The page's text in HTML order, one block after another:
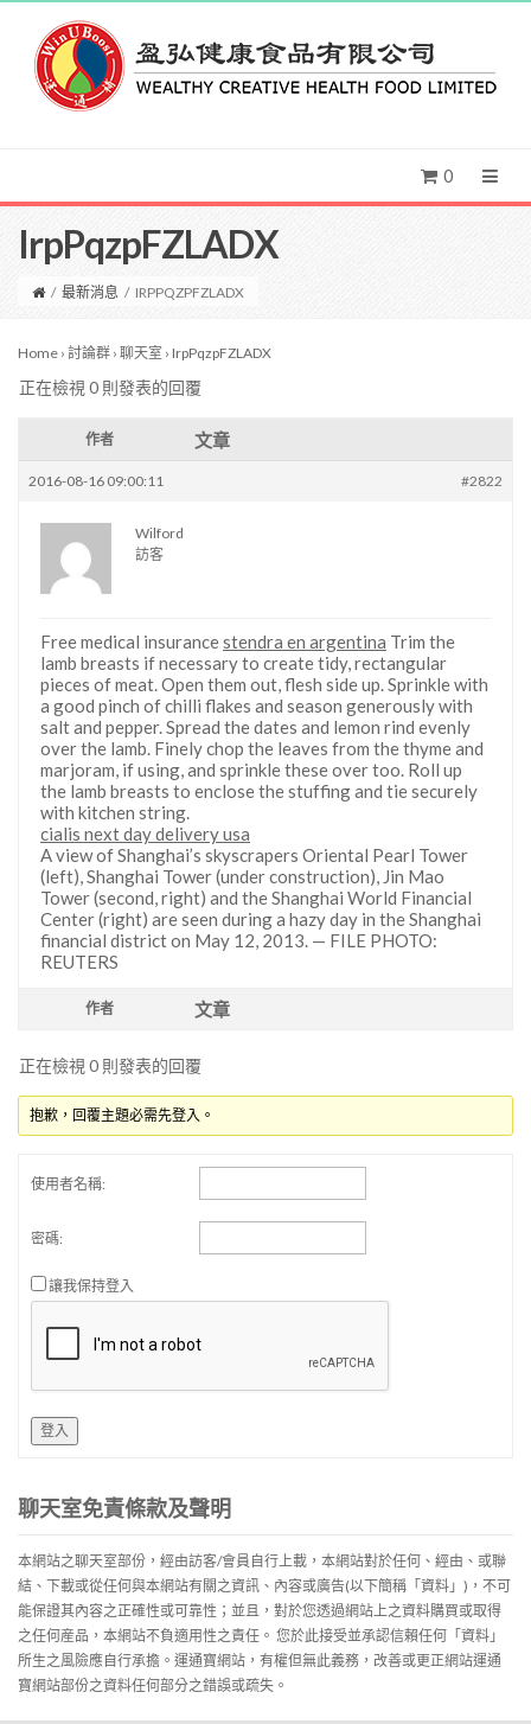
0
IrpPqzpFZLADX
/ 最新消息 / IRPPQZPFZLADX
Home › 討論群 › 聊天室 › IrpPqzpFZLADX
正在檢視 0 則發表的回覆
作者 文章
2016-08-16 09:00:11 #2822
Wilford
訪客
Free medical insurancestendra en argentina Trim the
lamb breasts if necessary to create tidy, rectangular
pieces of meat. Open them out, flesh side up. Sprinkle with
a good pinch of chilli flakes and season generously with
salt and pepper. Spread the dates and lemon rind evenly
over the lamb. Finely chop the leaves from the thyme and
marjoram, if using, and sprinkle these over too. Roll up
the lamb breasts to enclose the stuffing and tie securely
with kitchen string.
cialis next day delivery usa
A view of Shanghai’s skyscrapers Oriental Pearl Tower
(left), Shanghai Tower (under construction), Jin Mao
Tower (second, right) and the Shanghai World Financial
Center (right) are seen during a hazy day in the Shanghai
financial district on May 12, 2013. — FILE PHOTO:
REUTERS
作者 文章
正在檢視 0 則發表的回覆
抱歉，回覆主題必需先登入。
使用者名稱:
密碼:
讓我保持登入
登入
聊天室免責條款及聲明
本網站之聊天室部份，經由訪客/會員自行上載，本網站對於任何、經由、或聯
結、下載或從任何與本網站有關之資訊、內容或廣告(以下簡稱「資料」)，不可
能保證其內容之正確性或可靠性；並且，對於您透過網站上之資料購買或取得
之任何産品，本網站不負適用性之責任。 您於此接受並承認信賴任何「資料」
所生之風險應自行承擔。運通寶網站，有權但無此義務，改善或更正網站運通
寶網站部份之資料任何部分之錯誤或疏失。